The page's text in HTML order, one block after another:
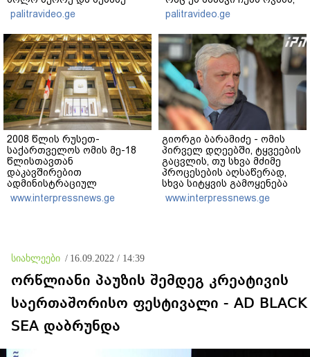
ეტაპებზე...
palitravideo.ge
ჩემს ანასტასიას გადახდა
თავს, მის მერე მე მე არ
ვარ"
palitravideo.ge
2008 წლის რუსეთ-
საქართველოს ომის მე-18
წლისთავთან
დაკავშირებით
ადმინისტრაციულ
შენობებზე სახელმწიფო
დროშები დაეშვა
www.interpressnews.ge
გიორგი ბარამიძე - ომის
პირველ დღეებში, ტყვეების
გაცვლის, თუ სხვა მძიმე
პროცესების აღსაწერად,
სხვა სიტყვის გამოყენება
აჯობებდა - არასდროს
მითქვამს, რომ ჩვენები
www.interpressnews.ge
სიახლეები / 16.09.2022 / 14:39
ორწლიანი პაუზის შემდეგ კრეატივის
საერთაშორისო ფესტივალი - AD BLACK
SEA დაბრუნდა